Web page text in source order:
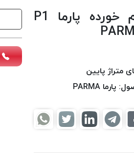
نخ بافت موم خورده پارما P1
متراژ پایین
پارما PARMA